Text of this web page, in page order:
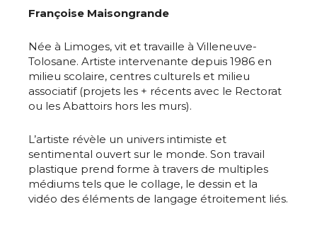
Nom
Françoise Maisongrande
Née à Limoges, vit et travaille à Villeneuve-
Tolosane. Artiste intervenante depuis 1986 en
milieu scolaire, centres culturels et milieu
associatif (projets les + récents avec le Rectorat
ou les Abattoirs hors les murs).
L’artiste révèle un univers intimiste et
sentimental ouvert sur le monde. Son travail
plastique prend forme à travers de multiples
médiums tels que le collage, le dessin et la
vidéo des éléments de langage étroitement liés.